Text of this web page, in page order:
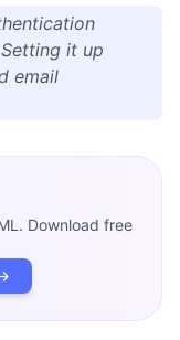
Setting it up
email
Download free